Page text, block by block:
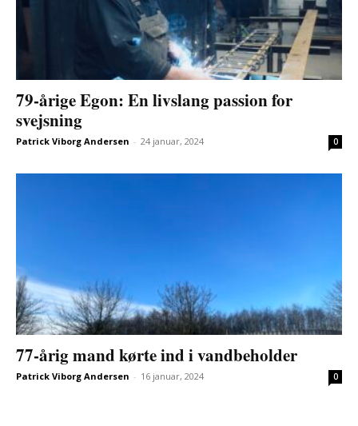
79-årige Egon: En livslang passion for
svejsning
Patrick Viborg Andersen - 24 januar, 2024 0
77-årig mand kørte ind i vandbeholder
Patrick Viborg Andersen - 16 januar, 2024 0